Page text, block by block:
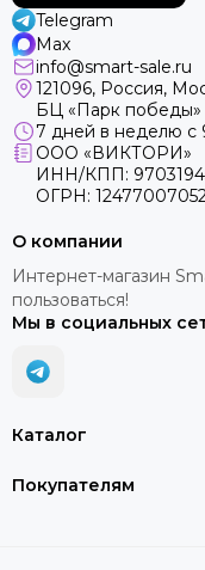
Telegram
Max
info@smart-sale.ru
121096, Россия,
БЦ «Парк победы»
7 дней в неделю с
ООО «ВИКТОРИ»
ИНН/КПП:
ОГРН:
Каталог
Покупателям
О компании
Интернет-магазин
пользоваться!
Мы в социальных